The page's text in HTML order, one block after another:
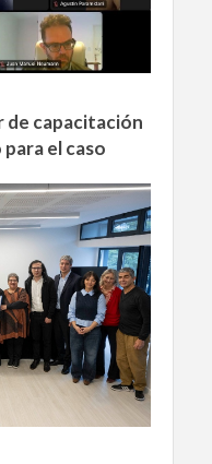
de capacitación
el caso